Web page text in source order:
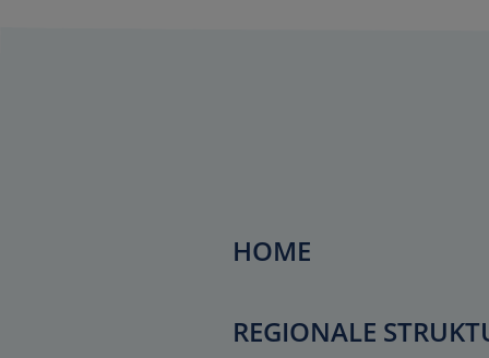
HOME
REGIONALE